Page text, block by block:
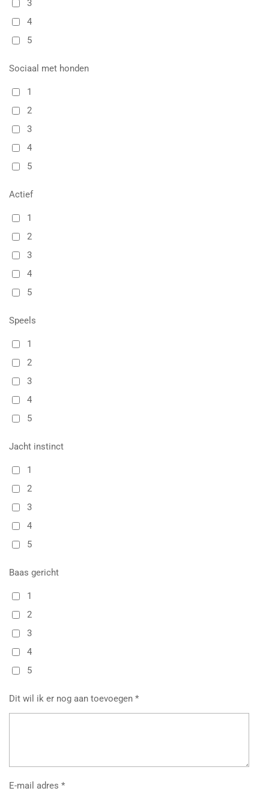
3
4
5
Sociaal met honden
1
2
3
4
5
Actief
1
2
3
4
5
Speels
1
2
3
4
5
Jacht instinct
1
2
3
4
5
Baas gericht
1
2
3
4
5
Dit wil ik er nog aan toevoegen *
E-mail adres *